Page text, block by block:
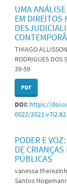
UMA
EM DIREITOS
THIAGO
RODRIGUES DOS
39-59
PDF
DOI: https://
0022/
PODER E
DE
PÚBLICAS
vanessa
Santos